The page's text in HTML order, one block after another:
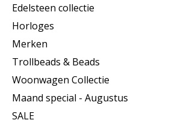
Edelsteen collectie
Horloges
Merken
Trollbeads & Beads
Woonwagen Collectie
Maand special - Augustus
SALE